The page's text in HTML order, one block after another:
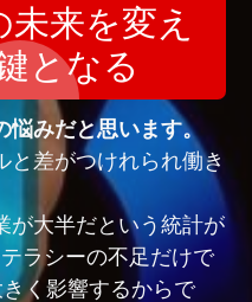
来を変え
となる
悩みだと思います。
と差がつけれられ働き
が大半だという統計が
ラシーの不足だけで
く影響するからで